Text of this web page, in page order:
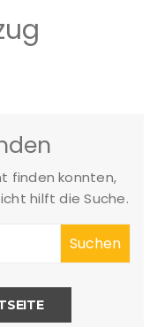
finden konnten,
hilft die Suche.